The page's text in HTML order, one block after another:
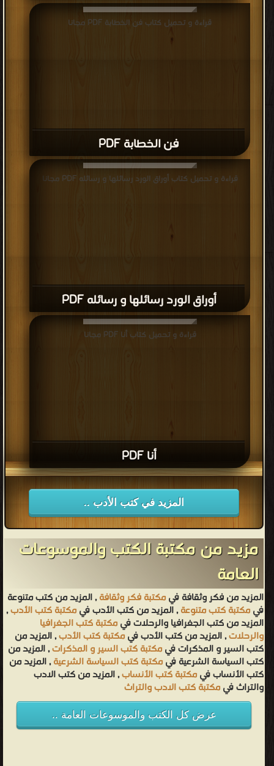
فن الخطابة PDF
قراءة و تحميل كتاب فن الخطابة PDF مجانا
أوراق الورد رسائلها و رسائله PDF
قراءة و تحميل كتاب أوراق الورد رسائلها و رسائله PDF مجانا
أنا PDF
قراءة و تحميل كتاب أنا PDF مجانا
المزيد في كتب الأدب ..
مزيد من مكتبة الكتب والموسوعات
العامة
المزيد من فكر وثقافة فيمكتبة فكر وثقافة, المزيد من كتب متنوعة
فيمكتبة كتب متنوعة, المزيد من كتب الأدب فيمكتبة كتب الأدب,
المزيد من كتب الجغرافيا والرحلات فيمكتبة كتب الجغرافيا
والرحلات, المزيد من كتب الأدب فيمكتبة كتب الأدب, المزيد من
كتب السير و المذكرات فيمكتبة كتب السير و المذكرات, المزيد من
كتب السياسة الشرعية فيمكتبة كتب السياسة الشرعية, المزيد من
كتب الأنساب فيمكتبة كتب الأنساب, المزيد من كتب الادب
والتراث فيمكتبة كتب الادب والتراث
عرض كل الكتب والموسوعات العامة ..